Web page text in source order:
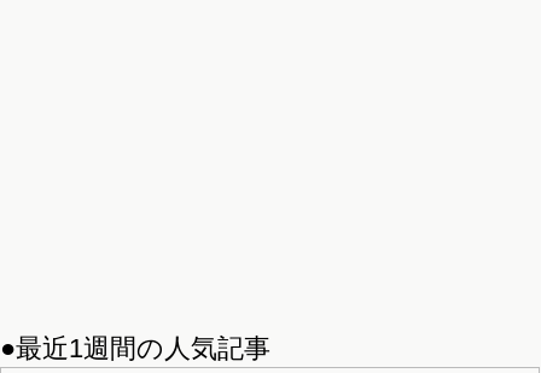
●最近1週間の人気記事